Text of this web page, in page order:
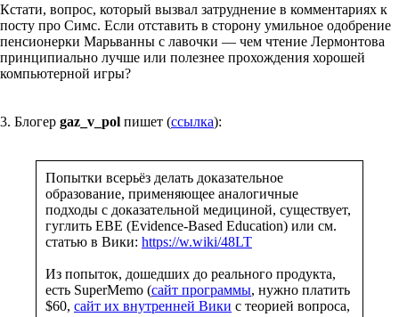
Кстати, вопрос, который вызвал затруднение в комментариях к
посту про Симс. Если отставить в сторону умильное одобрение
пенсионерки Марьванны с лавочки — чем чтение Лермонтова
принципиально лучше или полезнее прохождения хорошей
компьютерной игры?
3. Блогер gaz_v_pol пишет (ссылка):
Попытки всерьёз делать доказательное
образование, применяющее аналогичные
подходы с доказательной медициной, существует,
гуглить EBE (Evidence-Based Education) или см.
статью в Вики: https://w.wiki/48LT
Из попыток, дошедших до реального продукта,
есть SuperMemo (сайт программы, нужно платить
$60, сайт их внутренней Вики с теорией вопроса,